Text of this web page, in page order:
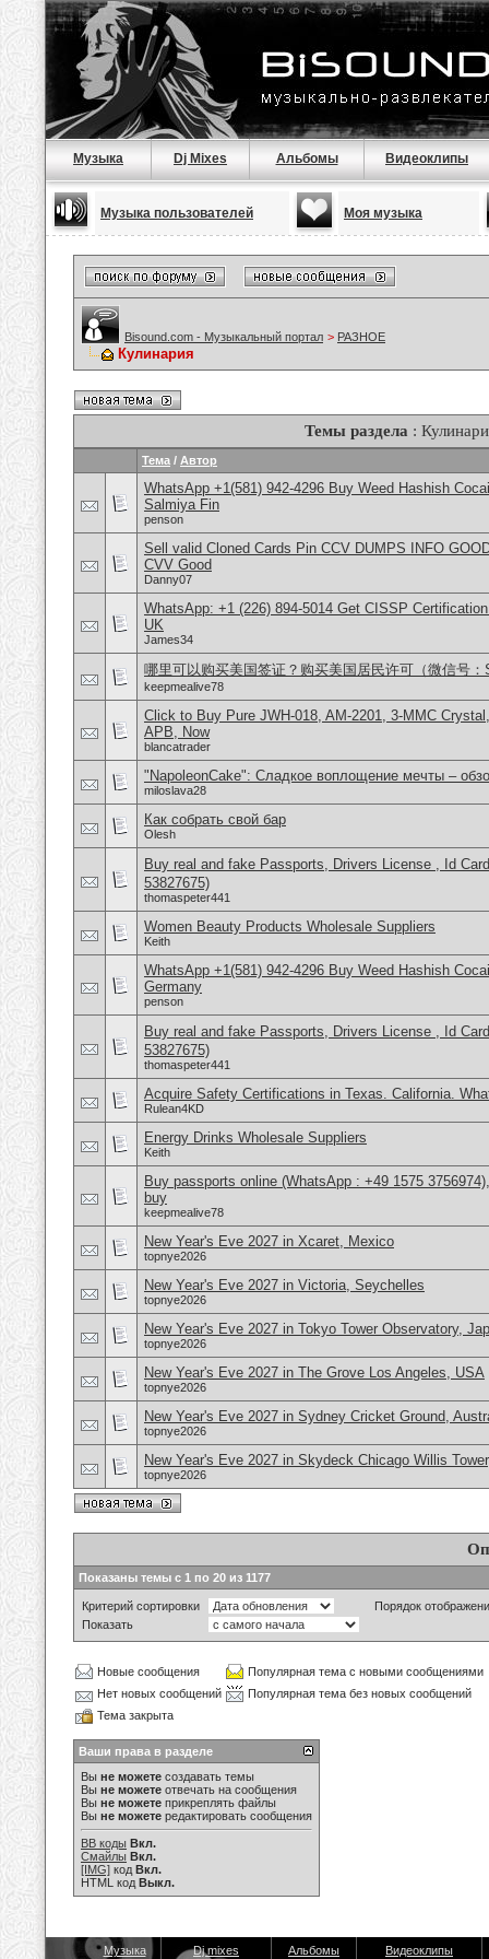
Музыка Dj Mixes Альбомы Видеоклипы
Музыка пользователей Моя музыка
Bisound.com - Музыкальный портал > РАЗНОЕ
Кулинария
Темы раздела :
Тема / Автор
WhatsApp +1(581) 942-4296 Buy Weed Hashish
Salmiya Fin
penson
Sell valid Cloned Cards Pin CCV DUMPS INFO
CVV Good
Danny07
WhatsApp: +1 (226) 894-5014​ Get CISSP
UK
James34
哪里可以购买美国签证？购买美国居民许可（微信号：
keepmealive78
Click to Buy Pure JWH-018, AM-2201, 3-MMC
APB, Now
blancatrader
"NapoleonCake": Сладкое воплощение мечты –
miloslava28
Как собрать свой бар
Olesh
Buy real and fake Passports, Drivers License , Id
53827675)
thomaspeter441
Women Beauty Products Wholesale Suppliers
Keith
WhatsApp +1(581) 942-4296 Buy Weed Hashish
Germany
penson
Buy real and fake Passports, Drivers License , Id
53827675)
thomaspeter441
Acquire Safety Certifications in Texas. California.
Rulean4KD
Energy Drinks Wholesale Suppliers
Keith
Buy passports online (WhatsApp : +49 1575
buy
keepmealive78
New Year's Eve 2027 in Xcaret, Mexico
topnye2026
New Year's Eve 2027 in Victoria, Seychelles
topnye2026
New Year's Eve 2027 in Tokyo Tower Observatory,
topnye2026
New Year's Eve 2027 in The Grove Los Angeles, USA
topnye2026
New Year's Eve 2027 in Sydney Cricket Ground,
topnye2026
New Year's Eve 2027 in Skydeck Chicago Willis
topnye2026
Показаны темы с 1 по 20 из 1177
Критерий сортировки
Порядок
Показать
Новые сообщения
Популярная тема с новыми сообщениями
Нет новых сообщений
Популярная тема без новых сообщений
Тема закрыта
Ваши права в разделе
Вы не можете создавать темы
Вы не можете отвечать на сообщения
Вы не можете прикреплять файлы
Вы не можете редактировать сообщения
BB коды Вкл.
Смайлы Вкл.
[IMG] код Вкл.
HTML код Выкл.
Музыка Dj mixes Альбомы Видеоклипы